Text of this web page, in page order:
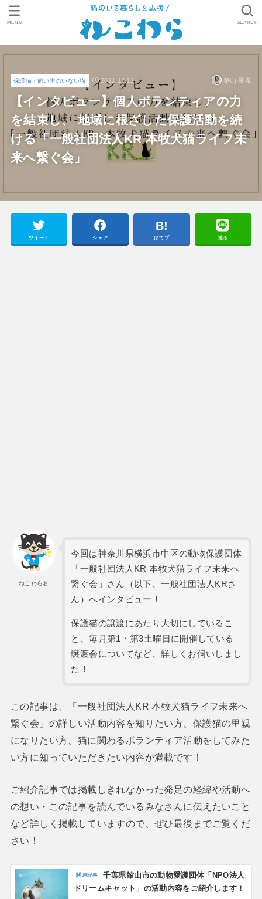
SEARCH
MENU
保護猫・飼い主のいない猫 2021.12.12 築山 優希
【インタビュー】個人ボランティアの力
を結束し、 地域に根ざした保護活動を続
ける「一般社団法人KR 本牧犬猫ライフ未
来へ繋ぐ会」
ツイート シェア はてブ 送る
ねこわら君
今回は神奈川県横浜市中区の動物保護団体
「一般社団法人KR 本牧犬猫ライフ未来へ
繋ぐ会」さん（以下、一般社団法人KRさ
ん）へインタビュー！
保護猫の譲渡にあたり大切にしているこ
と、毎月第1・第3土曜日に開催している
譲渡会についてなど、詳しくお伺いしまし
た！
この記事は、「一般社団法人KR 本牧犬猫ライフ未来へ
繋ぐ会」の詳しい活動内容を知りたい方、保護猫の里親
になりたい方、猫に関わるボランティア活動をしてみた
い方に知っていただきたい内容が満載です！
ご紹介記事では掲載しきれなかった発足の経緯や活動へ
の想い・この記事を読んでいるみなさんに伝えたいこと
など詳しく掲載していますので、ぜひ最後までご覧くだ
さい！
千葉県館山市の動物愛護団体「NPO法人
ドリームキャット」の活動内容をご紹介します！